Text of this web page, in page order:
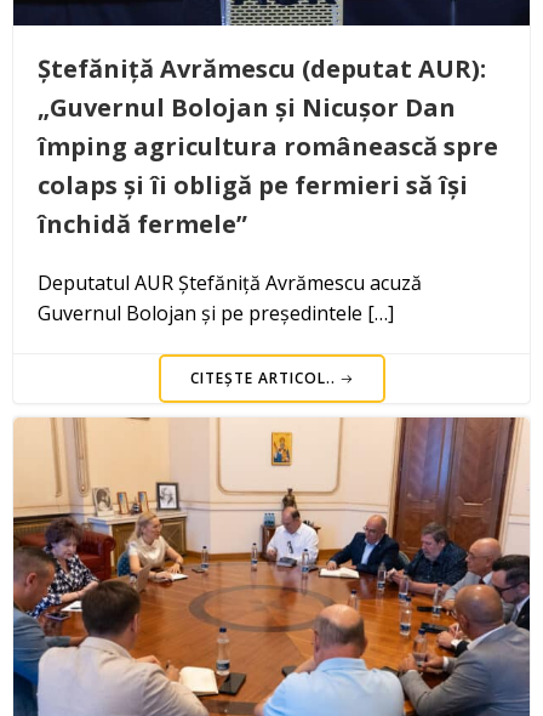
Ștefăniță Avrămescu (deputat AUR):
„Guvernul Bolojan și Nicușor Dan
împing agricultura românească spre
colaps și îi obligă pe fermieri să își
închidă fermele”
Deputatul AUR Ștefăniță Avrămescu acuză
Guvernul Bolojan și pe președintele […]
CITEȘTE ARTICOL..